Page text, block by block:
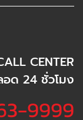
CENTER
อด 24 ชั่วโมง
9999